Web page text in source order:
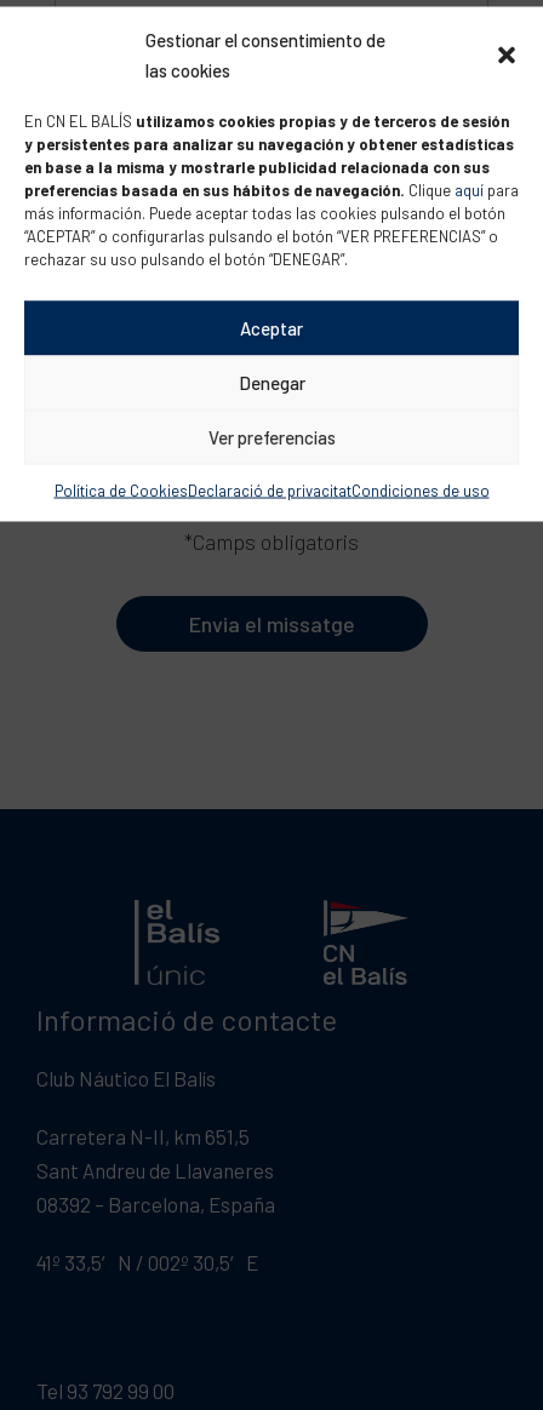
Gestionar el consentimiento de
las cookies
En CN EL BALÍS utilizamos cookies propias y de terceros de sesión
y persistentes para analizar su navegación y obtener estadísticas
en base a la misma y mostrarle publicidad relacionada con sus
preferencias basada en sus hábitos de navegación. Clique aquí para
más información. Puede aceptar todas las cookies pulsando el botón
“ACEPTAR” o configurarlas pulsando el botón “VER PREFERENCIAS” o
rechazar su uso pulsando el botón “DENEGAR”.
Aceptar
Denegar
Ver preferencias
Política de CookiesDeclaració de privacitatCondiciones de uso
DADES DE L’EMBARCACIÓ (Opcional)
*Camps obligatoris
Informació de contacte
Club Náutico El Balís
Carretera N-II, km 651,5
Sant Andreu de Llavaneres
08392 – Barcelona, España
41º 33,5′ N / 002º 30,5′ E
Tel 93 792 99 00